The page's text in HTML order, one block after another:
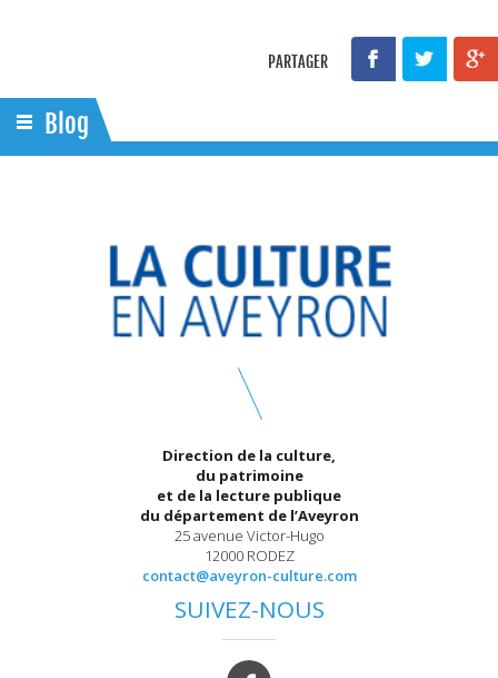
PARTAGER
Blog
Direction de la culture,
du patrimoine
et de la lecture publique
du département de l’Aveyron
25 avenue Victor-Hugo
12000 RODEZ
contact@aveyron-culture.com
SUIVEZ-NOUS